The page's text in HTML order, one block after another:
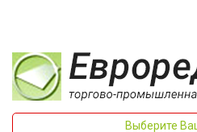
Выберите